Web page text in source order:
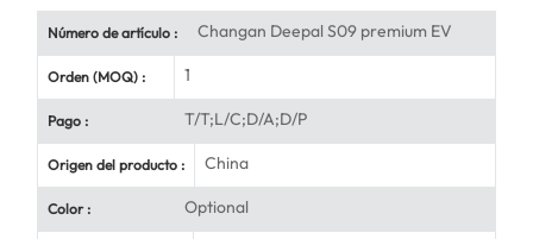
Número de artículo : Changan Deepal S09 premium EV
Orden (MOQ) : 1
Pago : T/T;L/C;D/A;D/P
Origen del producto : China
Color : Optional